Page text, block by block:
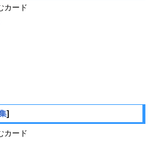
カード
]
カード